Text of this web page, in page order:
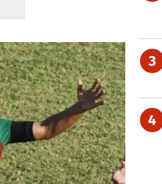
3
4